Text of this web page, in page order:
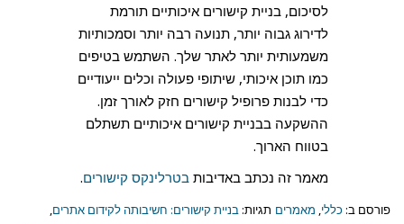
לסיכום, בניית קישורים איכותיים תורמת
לדירוג גבוה יותר, תנועה רבה יותר וסמכותיות
משמעותית יותר לאתר שלך. השתמש בטיפים
כמו תוכן איכותי, שיתופי פעולה וכלים ייעודיים
כדי לבנות פרופיל קישורים חזק לאורך זמן.
ההשקעה בבניית קישורים איכותיים תשתלם
בטווח הארוך.
מאמר זה נכתב באדיבות בטרלינקס קישורים.
פורסם ב: כללי, מאמרים תגיות:בניית קישורים: חשיבותה לקידום אתרים,